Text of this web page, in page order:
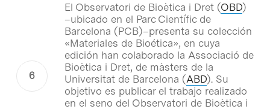
El Observatori de Bioètica i Dret (OBD)
–ubicado en el Parc Científic de
Barcelona (PCB)–presenta su colección
«Materiales de Bioética», en cuya
edición han colaborado la Associació de
Bioètica i Dret, de màsters de la
Universitat de Barcelona (ABD). Su
objetivo es publicar el trabajo realizado
en el seno del Observatori de Bioètica i